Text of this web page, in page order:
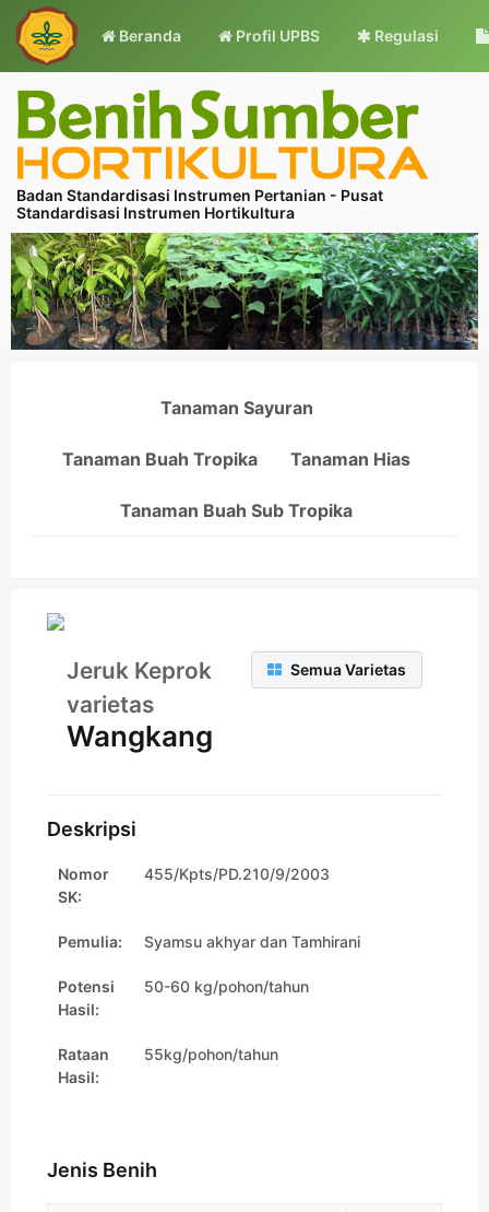
Beranda Profil UPBS Regulasi
Badan Standardisasi Instrumen Pertanian - Pusat
Standardisasi Instrumen Hortikultura
Tanaman Sayuran
Tanaman Buah Tropika Tanaman Hias
Tanaman Buah Sub Tropika
Semua Varietas
Jeruk Keprok
varietas
Wangkang
Deskripsi
Nomor
SK:
455/Kpts/PD.210/9/2003
Pemulia: Syamsu akhyar dan Tamhirani
Potensi
Hasil:
50-60 kg/pohon/tahun
Rataan
Hasil:
55kg/pohon/tahun
Jenis Benih